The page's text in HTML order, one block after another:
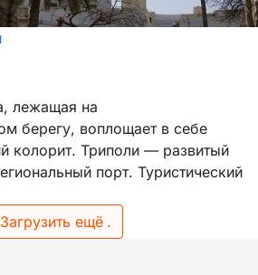
лежащая на
берегу, воплощает в себе
колорит. Триполи — развитый
порт. Туристический
Загрузить ещё .